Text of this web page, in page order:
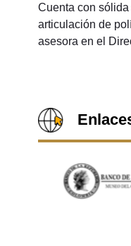
Cuenta con
articulación de
asesora en el